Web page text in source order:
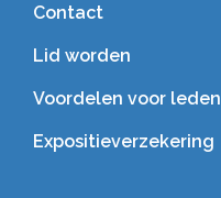
Contact
Lid worden
Voordelen voor leden
Expositieverzekering